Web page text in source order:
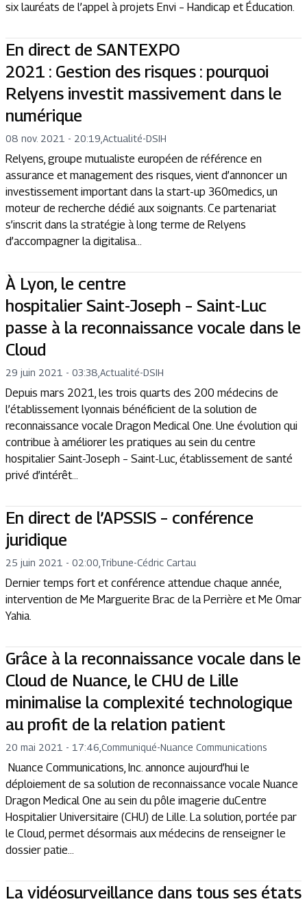
six lauréats de l’appel à projets Envi – Handicap et Éducation.
En direct de SANTEXPO
2021 : Gestion des risques : pourquoi
Relyens investit massivement dans le
numérique
08 nov. 2021 - 20:19 Actualité-DSIH
Relyens, groupe mutualiste européen de référence en
assurance et management des risques, vient d’annoncer un
investissement important dans la start-up 360medics, un
moteur de recherche dédié aux soignants. Ce partenariat
s’inscrit dans la stratégie à long terme de Relyens
d’accompagner la digitalisa...
À Lyon, le centre
hospitalier Saint-Joseph – Saint-Luc
passe à la reconnaissance vocale dans le
Cloud
29 juin 2021 - 03:38 Actualité-DSIH
Depuis mars 2021, les trois quarts des 200 médecins de
l’établissement lyonnais bénéficient de la solution de
reconnaissance vocale Dragon Medical One. Une évolution qui
contribue à améliorer les pratiques au sein du centre
hospitalier Saint-Joseph – Saint-Luc, établissement de santé
privé d’intérêt...
En direct de l’APSSIS – conférence
juridique
25 juin 2021 - 02:00 Tribune-Cédric Cartau
Dernier temps fort et conférence attendue chaque année,
intervention de Me Marguerite Brac de la Perrière et Me Omar
Yahia.
Grâce à la reconnaissance vocale dans le
Cloud de Nuance, le CHU de Lille
minimalise la complexité technologique
au profit de la relation patient
20 mai 2021 - 17:46 Communiqué-Nuance Communications
Nuance Communications, Inc. annonce aujourd’hui le
déploiement de sa solution de reconnaissance vocale Nuance
Dragon Medical One au sein du pôle imagerie duCentre
Hospitalier Universitaire (CHU) de Lille. La solution, portée par
le Cloud, permet désormais aux médecins de renseigner le
dossier patie...
La vidéosurveillance dans tous ses états